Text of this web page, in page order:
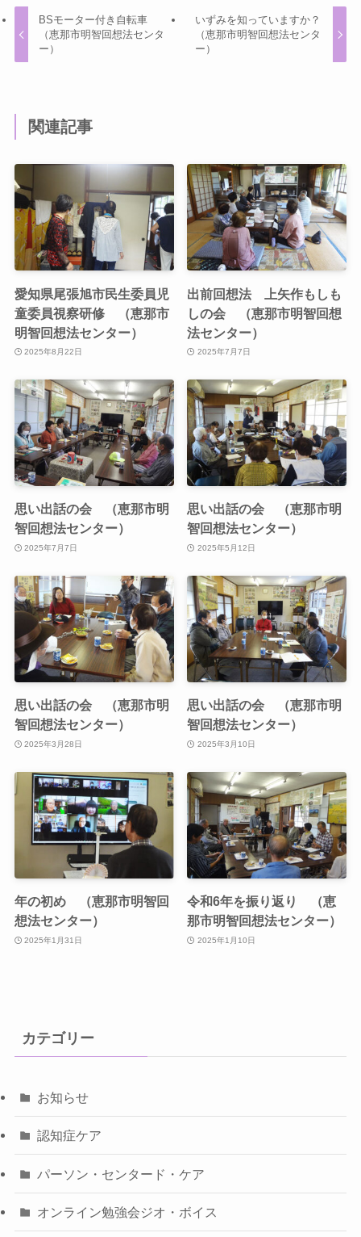
BSモーター付き自転車
（恵那市明智回想法センタ
ー）
いずみを知っていますか？
（恵那市明智回想法センタ
ー）
関連記事
愛知県尾張旭市民生委員児
童委員視察研修 （恵那市
明智回想法センター）
2025年8月22日
出前回想法 上矢作もしも
しの会 （恵那市明智回想
法センター）
2025年7月7日
思い出話の会 （恵那市明
智回想法センター）
2025年7月7日
思い出話の会 （恵那市明
智回想法センター）
2025年5月12日
思い出話の会 （恵那市明
智回想法センター）
2025年3月28日
思い出話の会 （恵那市明
智回想法センター）
2025年3月10日
年の初め （恵那市明智回
想法センター）
2025年1月31日
令和6年を振り返り （恵
那市明智回想法センター）
2025年1月10日
カテゴリー
お知らせ
認知症ケア
パーソン・センタード・ケア
オンライン勉強会ジオ・ボイス